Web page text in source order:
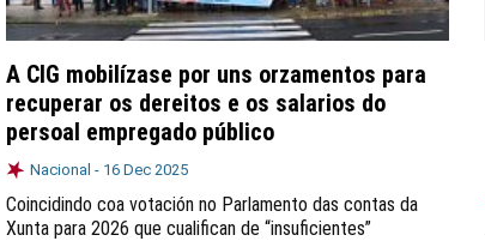
A CIG mobilízase por uns orzamentos para
recuperar os dereitos e os salarios do
persoal empregado público
Nacional - 16 Dec 2025
Coincidindo coa votación no Parlamento das contas da
Xunta para 2026 que cualifican de “insuficientes”